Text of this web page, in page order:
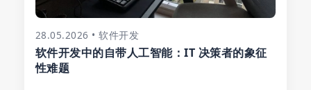
28.05.2026 • 软件开发
软件开发中的自带人工智能：IT 决策者的象征
性难题